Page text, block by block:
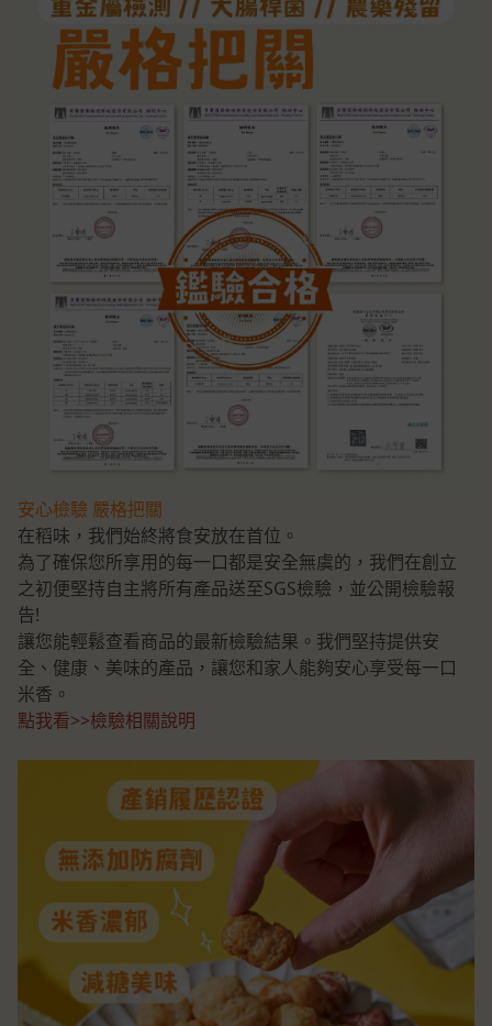
安心檢驗 嚴格把關
在稻味，我們始終將食安放在首位。
為了確保您所享用的每一口都是安全無虞的，我們在創立
之初便堅持自主將所有產品送至SGS檢驗，並公開檢驗報
告!
讓您能輕鬆查看商品的最新檢驗結果。我們堅持提供安
全、健康、美味的產品，讓您和家人能夠安心享受每一口
米香。
點我看>>檢驗相關說明